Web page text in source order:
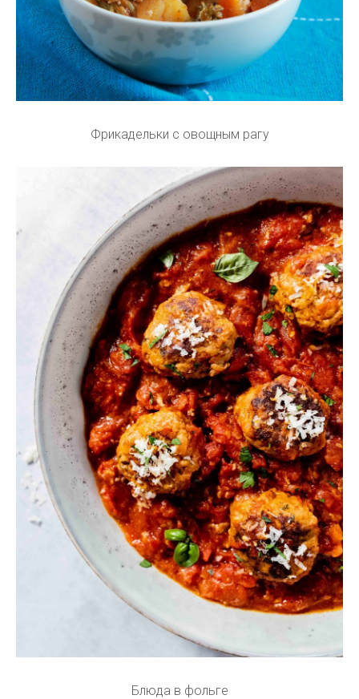
Фрикадельки с овощным рагу
Блюда в фольге